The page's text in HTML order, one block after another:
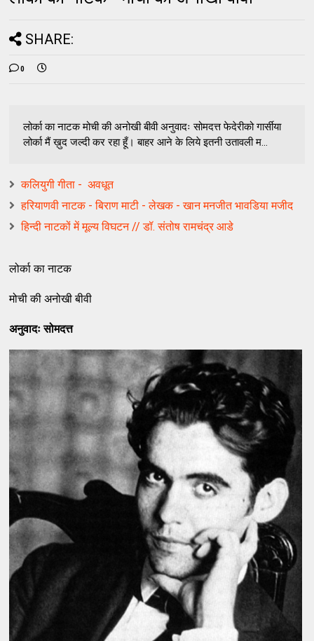
SHARE:
0
लोर्का का नाटक मोची की अनोखी बीवी अनुवादः सोमदत्त फेदेरीको गार्सीया
लोर्का मैं ख़ुद जल्‍दी कर रहा हूँ। बाहर आने के लिये इतनी उतावली म...
कलियुगी गीता - ​ अवधूत
हरियाणवी नाटक - बिराण माटी - लेखक - खान मनजीत भावडिया मजीद
हिन्दी नाटकों में मूल्य विघटन // डॉ. संतोष रामचंद्र आडे
लोर्का का नाटक
मोची की अनोखी बीवी
अनुवादः सोमदत्त